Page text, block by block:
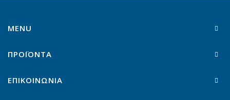
MENU
ΠΡΟΪΟΝΤΑ
ΕΠΙΚΟΙΝΩΝΙΑ